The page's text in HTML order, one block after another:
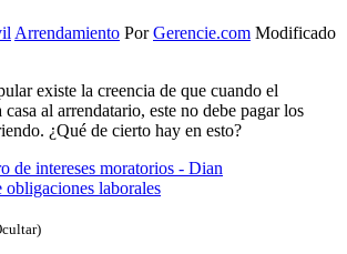
Arrendamiento PorGerencie.com Modificado
existe la creencia de que cuando el
al arrendatario, este no debe pagar los
¿Qué de cierto hay en esto?
de intereses moratorios - Dian
laborales